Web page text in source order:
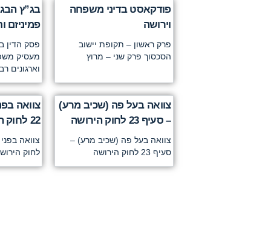
פודקאסט בדיני משפחה
וירושה
פרק ראשון – תקופת יישוב
הסכסוך פרק שני – מרוץ
בג”ץ
פמיניזם
פסק הדין
מעסיק
וארגונים
צוואה בעל פה (שכיב מרע)
– סעיף 23 לחוק הירושה
צוואה בעל פה (שכיב מרע) –
סעיף 23 לחוק הירושה
צוואה
22 לחוק הירושה
לחוק